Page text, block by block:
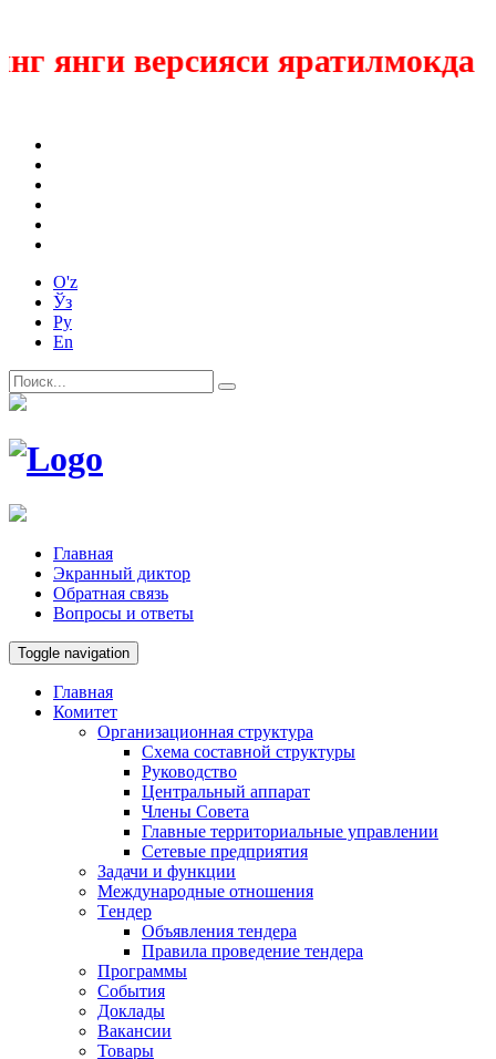
янги версияси яратилмокда
O'z
Ўз
Ру
En
Главная
Экранный диктор
Обратная связь
Вопросы и ответы
Toggle navigation
Главная
Комитет
Организационная структура
Схема составной структуры
Руководство
Центральный аппарат
Члены Совета
Главные территориальные управлении
Сетевые предприятия
Задачи и функции
Международные отношения
Tендер
Объявления тендера
Правила проведение тендера
Программы
Cобытия
Доклады
Вакансии
Товары